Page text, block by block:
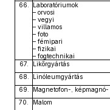
66.
Laboratóriumok
– orvosi
– vegyi
– villamos
– foto
– fémipari
– fizikai
– fogtechnikai
67.
Likőrgyártás
68.
Linóleumgyártás
69.
Magnetofon-, képmagnó-
70.
Malom